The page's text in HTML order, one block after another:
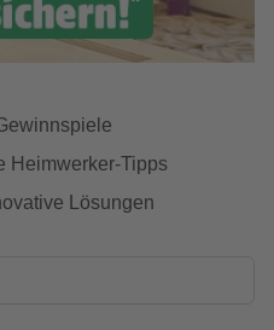
Heimwerker-Tipps
Lösungen